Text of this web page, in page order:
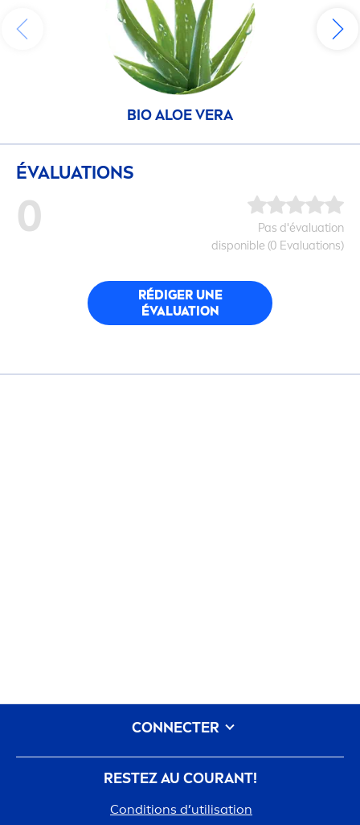
BIO ALOE VERA
ÉVALUATIONS
0
Pas d'évaluation
disponible (0 Evaluations)
RÉDIGER UNE
ÉVALUATION
RESTEZ AU COURANT!
Conditions d’utilisation
CONNECTER